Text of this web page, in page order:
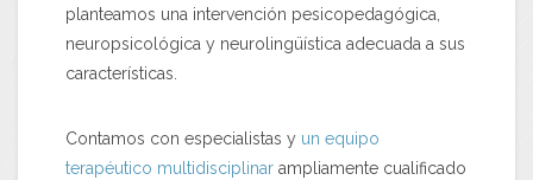
planteamos una intervención pesicopedagógica,
neuropsicológica y neurolingüística adecuada a sus
características.
Contamos con especialistas y un equipo
terapéutico multidisciplinar ampliamente cualificado